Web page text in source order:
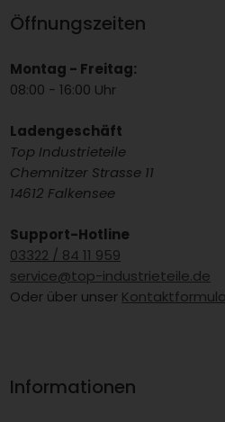
Öffnungszeiten
Montag - Freitag:
08:00 - 16:00 Uhr
Ladengeschäft
Top Industrieteile
Chemnitzer Strasse 11
14612 Falkensee
Support-Hotline
03322 / 84 11 959
service@top-industrieteile.de
Oder über unser
Informationen